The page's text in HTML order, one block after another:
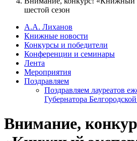
шестой сезон
А.А. Лиханов
Книжные новости
Конкурсы и победители
Конференции и семинары
Лента
Мероприятия
Поздравляем
Поздравляем лауреатов
Губернатора
Внимание,